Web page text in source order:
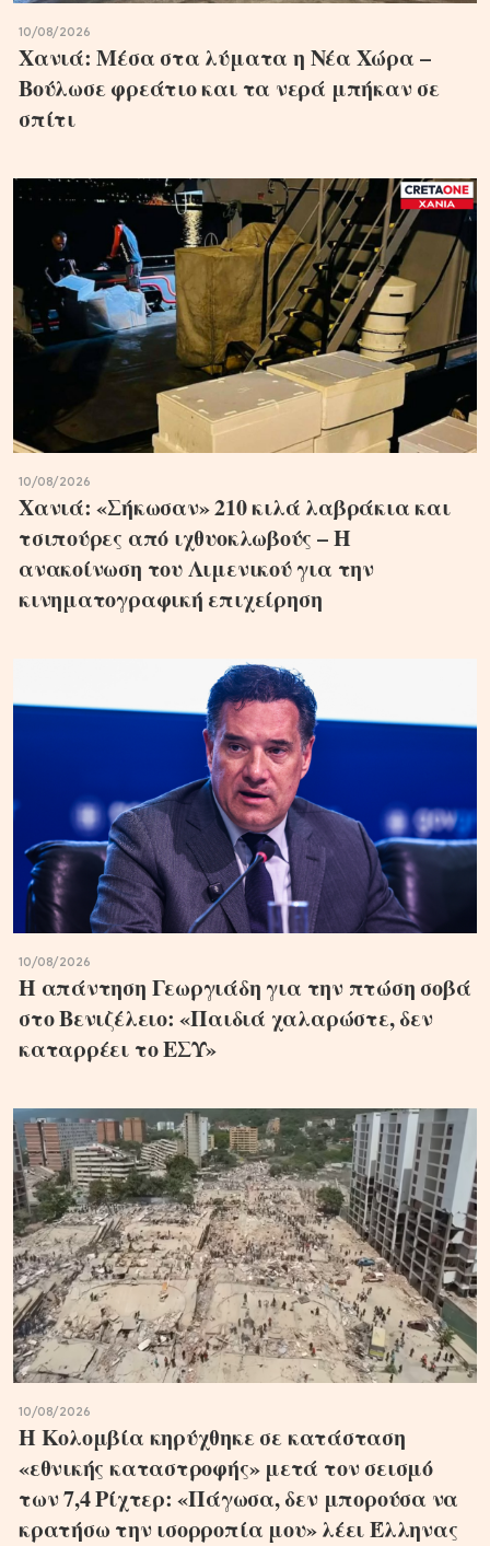
10/08/2026
Χανιά: Μέσα στα λύματα η Νέα Χώρα –
Βούλωσε φρεάτιο και τα νερά μπήκαν σε
σπίτι
10/08/2026
Χανιά: «Σήκωσαν» 210 κιλά λαβράκια και
τσιπούρες από ιχθυοκλωβούς – Η
ανακοίνωση του Λιμενικού για την
κινηματογραφική επιχείρηση
10/08/2026
Η απάντηση Γεωργιάδη για την πτώση σοβά
στο Βενιζέλειο: «Παιδιά χαλαρώστε, δεν
καταρρέει το ΕΣΥ»
10/08/2026
Η Κολομβία κηρύχθηκε σε κατάσταση
«εθνικής καταστροφής» μετά τον σεισμό
των 7,4 Ρίχτερ: «Πάγωσα, δεν μπορούσα να
κρατήσω την ισορροπία μου» λέει Έλληνας